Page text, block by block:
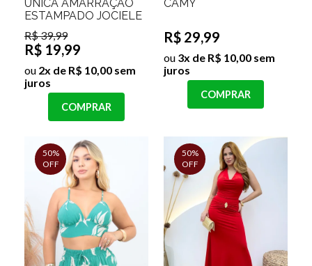
ÚNICA AMARRAÇÃO
ESTAMPADO JOCIELE
R$ 39,99
R$ 19,99
ou 2x de R$ 10,00 sem
juros
COMPRAR
CAMY
R$ 29,99
ou 3x de R$ 10,00 sem
juros
COMPRAR
50%
OFF
50%
OFF